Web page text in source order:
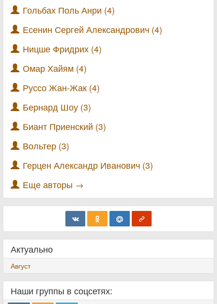
Гольбах Поль Анри (4)
Есенин Сергей Александрович (4)
Ницше Фридрих (4)
Омар Хайям (4)
Руссо Жан-Жак (4)
Бернард Шоу (3)
Биант Приенский (3)
Вольтер (3)
Герцен Александр Иванович (3)
Еще авторы →
Актуально
Август
Наши группы в соцсетях: